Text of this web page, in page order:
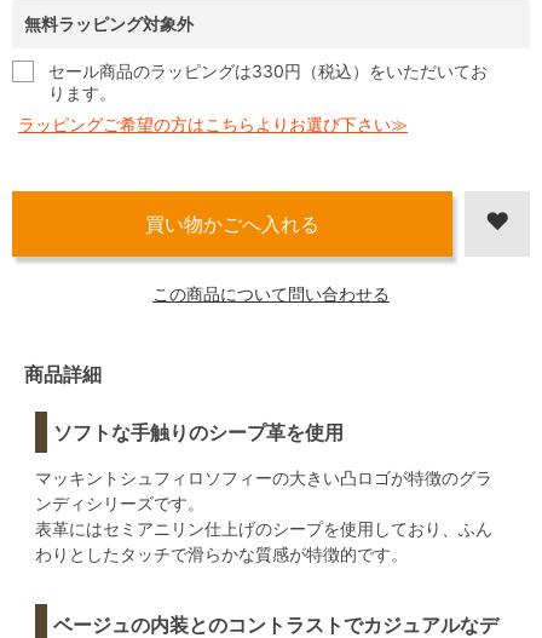
無料ラッピング対象外
セール商品のラッピングは330円（税込）をいただいてお
ります。
ラッピングご希望の方はこちらよりお選び下さい≫
この商品について問い合わせる
商品詳細
ソフトな手触りのシープ革を使用
マッキントシュフィロソフィーの大きい凸ロゴが特徴のグラ
ンディシリーズです。
表革にはセミアニリン仕上げのシープを使用しており、ふん
わりとしたタッチで滑らかな質感が特徴的です。
ベージュの内装とのコントラストでカジュアルなデ